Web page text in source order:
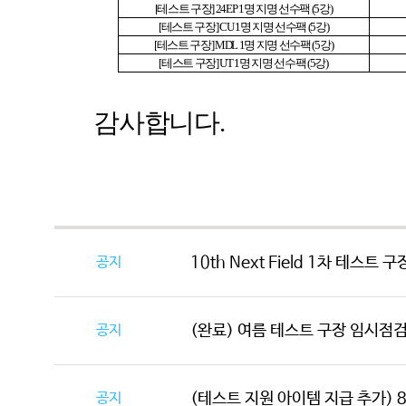
[테스트 구장] 24EP 1명 지명 선수팩 (5강)
[테스트 구장] CU 1명 지명 선수팩 (5강)
[테스트 구장] MDL 1명 지명 선수팩(5강)
[테스트 구장] UT 1명 지명 선수팩(5강)
감사합니다.
공지 10th Next Field 1차 테스트 구
공지 (완료) 여름 테스트 구장 임시점
공지 (테스트 지원 아이템 지급 추